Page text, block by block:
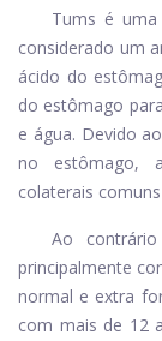
Tums é
considerado um
ácido do
do estômago
e água. Devido
no estômago,
colaterais
Ao
principalmente
normal e extra
com mais de 12